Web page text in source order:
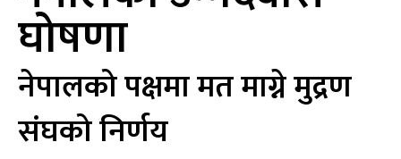
घोषणा
नेपालको पक्षमा मत माग्ने मुद्रण
संघको निर्णय